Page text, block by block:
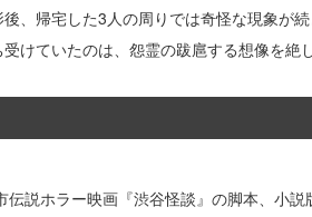
、帰宅した3人の周りでは奇怪な現象が
けていたのは、怨霊の跋扈する想像を絶
説ホラー映画『渋谷怪談』の脚本、小